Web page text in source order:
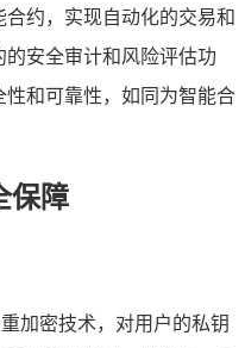
约，实现自动化的交易和
安全审计和风险评估功
和可靠性，如同为智能合
保障
加密技术，对用户的私钥